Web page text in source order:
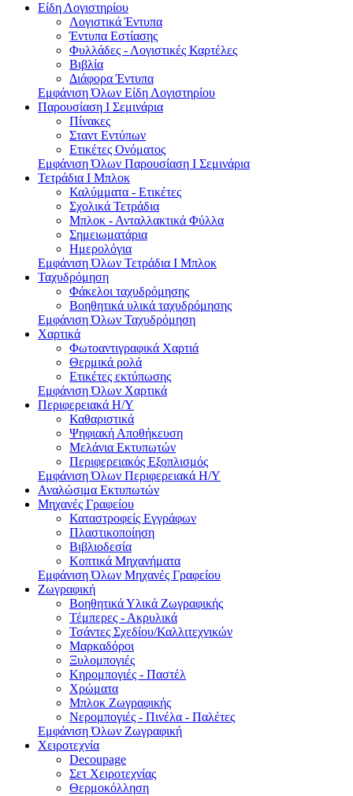
Είδη Λογιστηρίου
Λογιστικά Έντυπα
Έντυπα Εστίασης
Φυλλάδες - Λογιστικές Καρτέλες
Βιβλία
Διάφορα Έντυπα
Εμφάνιση Όλων Είδη Λογιστηρίου
Παρουσίαση I Σεμινάρια
Πίνακες
Σταντ Εντύπων
Ετικέτες Ονόματος
Εμφάνιση Όλων Παρουσίαση I Σεμινάρια
Τετράδια I Μπλοκ
Καλύμματα - Ετικέτες
Σχολικά Τετράδια
Μπλοκ - Ανταλλακτικά Φύλλα
Σημειωματάρια
Ημερολόγια
Εμφάνιση Όλων Τετράδια I Μπλοκ
Ταχυδρόμηση
Φάκελοι ταχυδρόμησης
Βοηθητικά υλικά ταχυδρόμησης
Εμφάνιση Όλων Ταχυδρόμηση
Χαρτικά
Φωτοαντιγραφικά Χαρτιά
Θερμικά ρολά
Ετικέτες εκτύπωσης
Εμφάνιση Όλων Χαρτικά
Περιφερειακά Η/Υ
Καθαριστικά
Ψηφιακή Αποθήκευση
Μελάνια Εκτυπωτών
Περιφερειακός Εξοπλισμός
Εμφάνιση Όλων Περιφερειακά Η/Υ
Αναλώσιμα Εκτυπωτών
Μηχανές Γραφείου
Καταστροφείς Εγγράφων
Πλαστικοποίηση
Βιβλιοδεσία
Κοπτικά Μηχανήματα
Εμφάνιση Όλων Μηχανές Γραφείου
Ζωγραφική
Βοηθητικά Υλικά Ζωγραφικής
Τέμπερες - Ακρυλικά
Τσάντες Σχεδίου/Καλλιτεχνικών
Μαρκαδόροι
Ξυλομπογιές
Κηρομπογιές - Παστέλ
Χρώματα
Μπλοκ Ζωγραφικής
Νερομπογιές - Πινέλα - Παλέτες
Εμφάνιση Όλων Ζωγραφική
Χειροτεχνία
Decoupage
Σετ Χειροτεχνίας
Θερμοκόλληση